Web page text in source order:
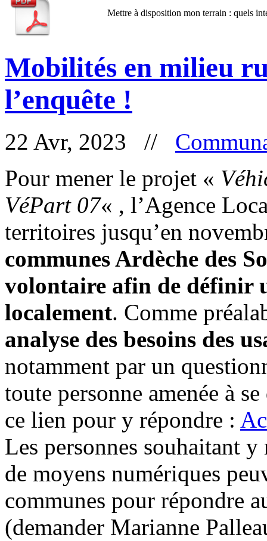
Mettre à disposition mon terrain : quels
Mobilités en milieu
l’enquête !
22 Avr, 2023 //
Pour mener le projet «
VéPart 07« , l’Agence
territoires jusqu’en
communes Ardèche des
volontaire afin de définir
localement. Comme
analyse des besoins des
notamment par un
toute personne amenée à
ce lien pour y répondre :
Les personnes souhaitant
de moyens numériques
communes pour répondre
(demander Marianne